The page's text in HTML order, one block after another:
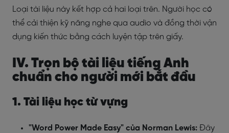
Loại tài liệu này kết hợp cả hai loại trên. Người học có
thể cải thiện kỹ năng nghe qua audio và đồng thời vận
dụng kiến thức bằng cách luyện tập trên giấy.
IV. Trọn bộ tài liệu tiếng Anh
chuẩn cho người mới bắt đầu
1. Tài liệu học từ vựng
"Word Power Made Easy" của Norman Lewis: Đây